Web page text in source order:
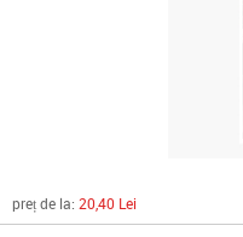
preț de la: 20,40 Lei